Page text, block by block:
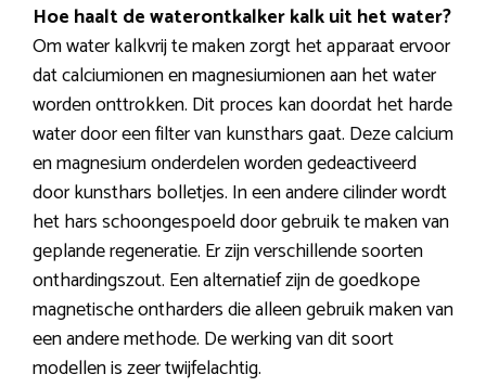
Hoe haalt de waterontkalker kalk uit het water?
Om water kalkvrij te maken zorgt het apparaat ervoor
dat calciumionen en magnesiumionen aan het water
worden onttrokken. Dit proces kan doordat het harde
water door een filter van kunsthars gaat. Deze calcium
en magnesium onderdelen worden gedeactiveerd
door kunsthars bolletjes. In een andere cilinder wordt
het hars schoongespoeld door gebruik te maken van
geplande regeneratie. Er zijn verschillende soorten
onthardingszout. Een alternatief zijn de goedkope
magnetische ontharders die alleen gebruik maken van
een andere methode. De werking van dit soort
modellen is zeer twijfelachtig.